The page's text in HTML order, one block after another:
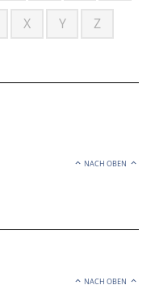
X Y Z
NACH OBEN
NACH OBEN